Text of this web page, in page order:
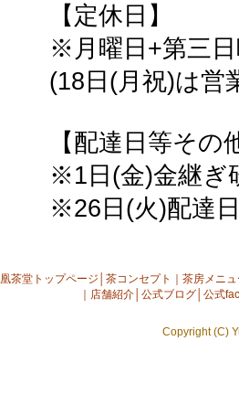
【定休日】
※月曜日+第三
(18日(月祝)は営
【配達日等その
※1日(金)金継ぎ
※26日(火)配達
凰茶堂トップページ 茶コンセプト ｜ 茶房メニ
｜ 店舗紹介 公式ブログ 公式
Copyright (C)